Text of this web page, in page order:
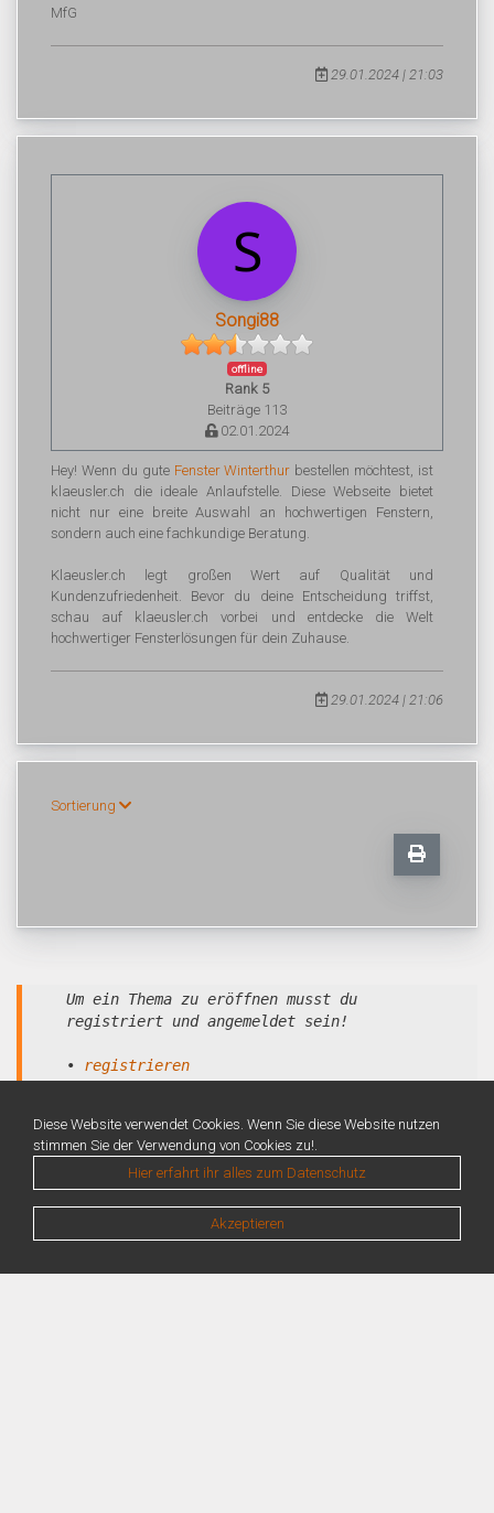
MfG
29.01.2024 | 21:03
Songi88
offline
Rank 5
Beiträge 113
02.01.2024
Hey! Wenn du gute Fenster Winterthur bestellen möchtest, ist
klaeusler.ch die ideale Anlaufstelle. Diese Webseite bietet
nicht nur eine breite Auswahl an hochwertigen Fenstern,
sondern auch eine fachkundige Beratung.
Klaeusler.ch legt großen Wert auf Qualität und
Kundenzufriedenheit. Bevor du deine Entscheidung triffst,
schau auf klaeusler.ch vorbei und entdecke die Welt
hochwertiger Fensterlösungen für dein Zuhause.
29.01.2024 | 21:06
Sortierung
Um ein Thema zu eröffnen musst du
registriert und angemeldet sein!
• registrieren
Diese Website verwendet Cookies. Wenn Sie diese Website nutzen
stimmen Sie der Verwendung von Cookies zu!.
Hier erfahrt ihr alles zum Datenschutz
Akzeptieren